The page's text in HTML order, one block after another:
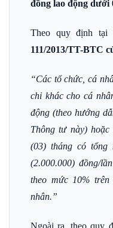
đồng lao động dưới
Theo quy định tại
111/2013/TT-BTC
“Các tổ chức, cá
chi khác cho cá
động (theo hướng
Thông tư này)
(03) tháng có
(2.000.000) đồng/
theo mức 10%
nhân.”
Ngoài ra, theo quy